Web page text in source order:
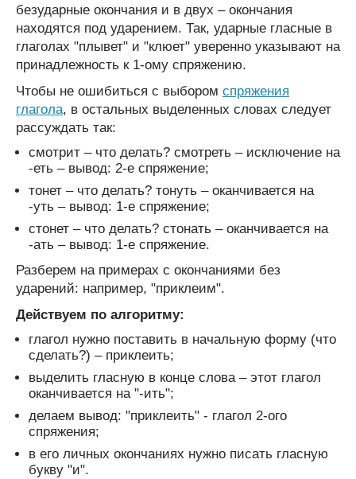
безударные окончания и в двух – окончания
находятся под ударением. Так, ударные гласные в
глаголах "плывет" и "клюет" уверенно указывают на
принадлежность к 1-ому спряжению.
Чтобы не ошибиться с выбором спряжения
глагола, в остальных выделенных словах следует
рассуждать так:
смотрит – что делать? смотреть – исключение на
-еть – вывод: 2-е спряжение;
тонет – что делать? тонуть – оканчивается на
-уть – вывод: 1-е спряжение;
стонет – что делать? стонать – оканчивается на
-ать – вывод: 1-е спряжение.
Разберем на примерах с окончаниями без
ударений: например, "приклеим".
Действуем по алгоритму:
глагол нужно поставить в начальную форму (что
сделать?) – приклеить;
выделить гласную в конце слова – этот глагол
оканчивается на "-ить";
делаем вывод: "приклеить" - глагол 2-ого
спряжения;
в его личных окончаниях нужно писать гласную
букву "и".